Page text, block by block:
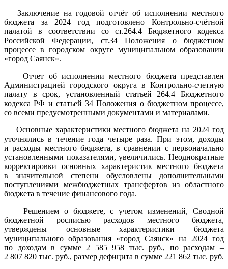
Заключение на годовой отчёт об исполнении местного
бюджета за 2024 год подготовлено Контрольно-счётной
палатой в соответствии со ст.264.4 Бюджетного кодекса
Российской Федерации, ст.34 Положения о бюджетном
процессе в городском округе муниципальном образовании
«город Саянск».
Отчет об исполнении местного бюджета представлен
Администрацией городского округа в Контрольно-счетную
палату в срок, установленный статьей 264.4 Бюджетного
кодекса РФ и статьей 34 Положения о бюджетном процессе,
со всеми предусмотренными документами и материалами.
Основные характеристики местного бюджета на 2024 год
уточнялись в течение года четыре раза. При этом, доходы
и расходы местного бюджета, в сравнении с первоначально
установленными показателями, увеличились. Неоднократные
корректировки основных характеристик местного бюджета
в значительной степени обусловлены дополнительными
поступлениями межбюджетных трансфертов из областного
бюджета в течение финансового года.
Решением о бюджете, с учетом изменений, Сводной
бюджетной росписью расходов местного бюджета,
утверждены основные характеристики бюджета
муниципального образования «город Саянск» на 2024 год
по доходам в сумме 2 585 958 тыс. руб., по расходам –
2 807 820 тыс. руб., размер дефицита в сумме 221 862 тыс. руб.